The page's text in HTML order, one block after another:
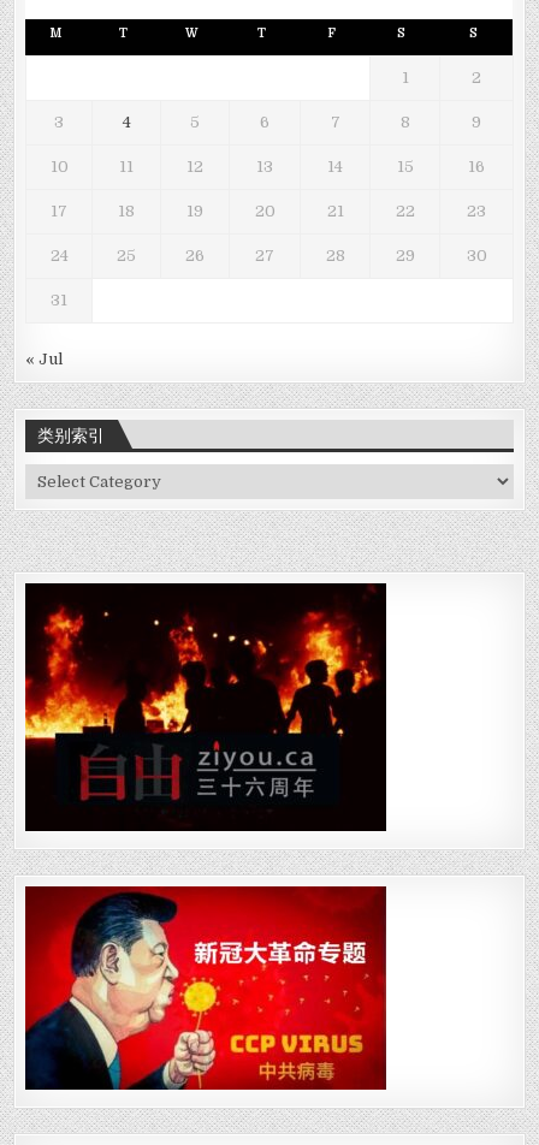
M T W T F S S
1 2
3 4 5 6 7 8 9
10 11 12 13 14 15 16
17 18 19 20 21 22 23
24 25 26 27 28 29 30
31
« Jul
类别索引
类
索
引